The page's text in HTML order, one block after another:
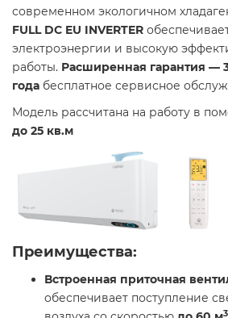
современном экологичном
FULL DC EU INVERTER
электроэнергии и высокую
работы. Расширенная гарантия —
года бесплатное сервисное
Модель рассчитана на работу в
до 25 кв.м
Преимущества:
Встроенная приточная
обеспечивает поступление
3